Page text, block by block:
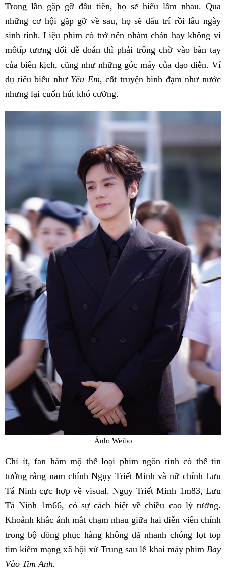
Trong lần gặp gỡ đầu tiên, họ sẽ hiểu lầm nhau. Qua
những cơ hội gặp gỡ về sau, họ sẽ đấu trí rồi lâu ngày
sinh tình. Liệu phim có trở nên nhàm chán hay không vì
môtíp tương đối dễ đoán thì phải trông chờ vào bàn tay
của biên kịch, cũng như những góc máy của đạo diễn. Ví
dụ tiêu biểu như Yêu Em, cốt truyện bình đạm như nước
nhưng lại cuốn hút khó cưỡng.
Ảnh: Weibo
Chí ít, fan hâm mộ thể loại phim ngôn tình có thể tin
tưởng rằng nam chính Ngụy Triết Minh và nữ chính Lưu
Tá Ninh cực hợp về visual. Ngụy Triết Minh 1m83, Lưu
Tá Ninh 1m66, có sự cách biệt về chiều cao lý tưởng.
Khoảnh khắc ánh mắt chạm nhau giữa hai diễn viên chính
trong bộ đồng phục hàng không đã nhanh chóng lọt top
tìm kiếm mạng xã hội xứ Trung sau lễ khai máy phim Bay
Vào Tim Anh.